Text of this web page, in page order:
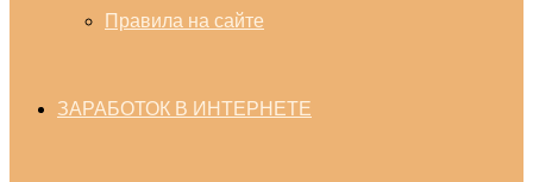
Правила на сайте
ЗАРАБОТОК В ИНТЕРНЕТЕ